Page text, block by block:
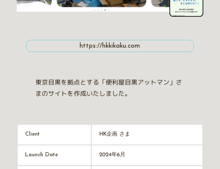
https://hkkikaku.com
東京目黒を拠点とする「便利屋目黒アットマン」さ
まのサイトを作成いたしました。
Client HK企画 さま
Launch Date 2024年6月